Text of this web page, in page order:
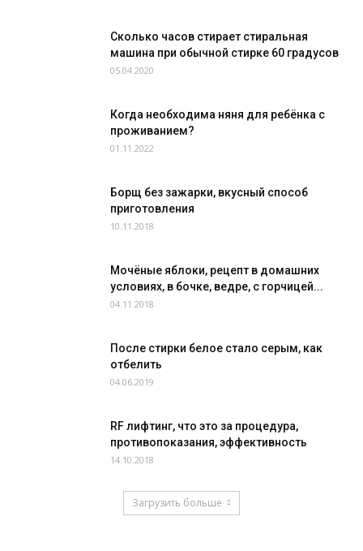
Сколько часов стирает стиральная
машина при обычной стирке 60 градусов
05.04.2020
Когда необходима няня для ребёнка с
проживанием?
01.11.2022
Борщ без зажарки, вкусный способ
приготовления
10.11.2018
Мочёные яблоки, рецепт в домашних
условиях, в бочке, ведре, с горчицей...
04.11.2018
После стирки белое стало серым, как
отбелить
04.06.2019
RF лифтинг, что это за процедура,
противопоказания, эффективность
14.10.2018
Загрузить больше